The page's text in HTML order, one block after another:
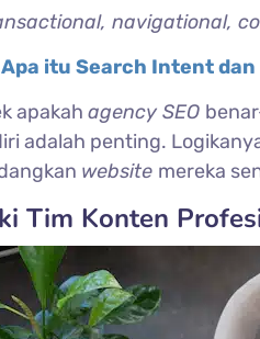
navigational,
Apa itu Search Intent
apakah agency SEO
adalah penting.
website mereka
Tim Konten